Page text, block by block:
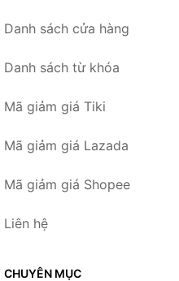
Danh sách cửa hàng
Danh sách từ khóa
Mã giảm giá Tiki
Mã giảm giá Lazada
Mã giảm giá Shopee
Liên hệ
CHUYÊN MỤC